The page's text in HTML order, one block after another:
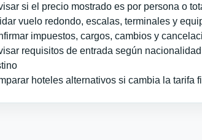
si el precio mostrado es por persona o
vuelo redondo, escalas, terminales y
impuestos, cargos, cambios y
requisitos de entrada según
hoteles alternativos si cambia la tarifa